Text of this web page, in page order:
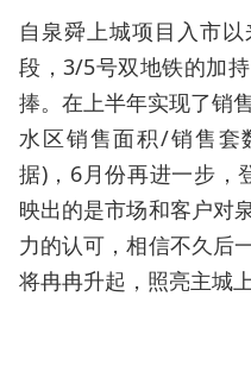
自泉舜上城项目入市
段，3/5号双地铁的加
捧。在上半年实现了销
水区销售面积/销售套
据)，6月份再进一步，
映出的是市场和客户对
力的认可，相信不久后
将冉冉升起，照亮主城